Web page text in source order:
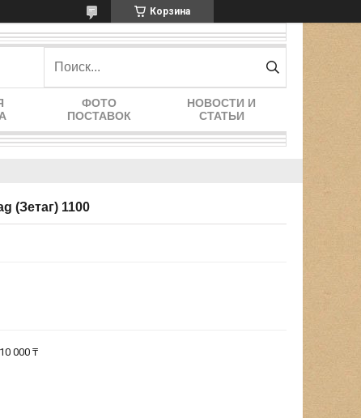
Корзина
ФОТО
ПОСТАВОК
НОВОСТИ И
СТАТЬИ
(Зетаг) 1100
000 ₸